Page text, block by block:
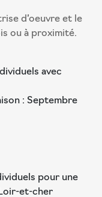
d’oeuvre et le
ou à proximité.
avec
: Septembre
pour une
et-cher